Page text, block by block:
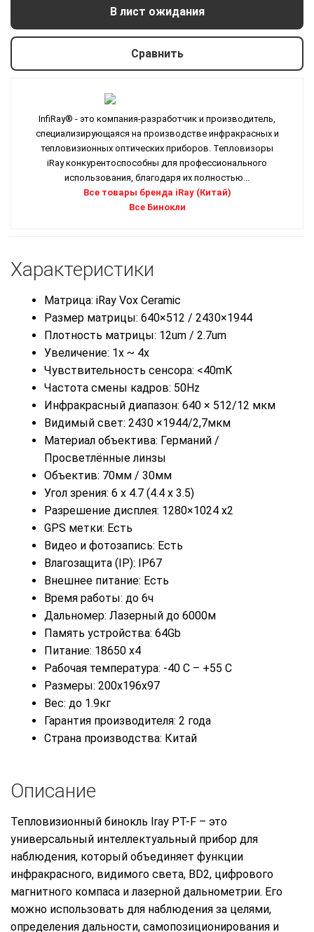
В лист ожидания
Сравнить
InfiRay® - это компания-разработчик и производитель,
специализирующаяся на производстве инфракрасных и
тепловизионных оптических приборов. Тепловизоры
iRay конкурентоспособны для профессионального
использования, благодаря их полностью...
Все товары бренда iRay (Китай)
Все Бинокли
Характеристики
Матрица: iRay Vox Ceramic
Размер матрицы: 640×512 / 2430×1944
Плотность матрицы: 12um / 2.7um
Увеличение: 1x ~ 4x
Чувствительность сенсора: <40mK
Частота смены кадров: 50Hz
Инфракрасный диапазон: 640 × 512/12 мкм
Видимый свет: 2430 ×1944/2,7мкм
Материал объектива: Германий /
Просветлённые линзы
Объектив: 70мм / 30мм
Угол зрения: 6 x 4.7 (4.4 x 3.5)
Разрешение дисплея: 1280×1024 x2
GPS метки: Есть
Видео и фотозапись: Есть
Влагозащита (IP): IP67
Внешнее питание: Есть
Время работы: до 6ч
Дальномер: Лазерный до 6000м
Память устройства: 64Gb
Питание: 18650 x4
Рабочая температура: -40 C – +55 C
Размеры: 200x196x97
Вес: до 1.9кг
Гарантия производителя: 2 года
Страна производства: Китай
Описание
Тепловизионный бинокль Iray PT-F – это
универсальный интеллектуальный прибор для
наблюдения, который объединяет функции
инфракрасного, видимого света, BD2, цифрового
магнитного компаса и лазерной дальнометрии. Его
можно использовать для наблюдения за целями,
определения дальности, самопозиционирования и